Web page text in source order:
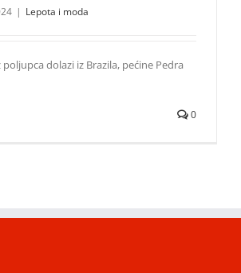
| Lepota i moda
dolazi iz Brazila, pećine Pedra
0